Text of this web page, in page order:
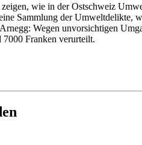
wie in der Ostschweiz
Sammlung der Umweltdelikte,
Wegen unvorsichtigen
7000 Franken verurteilt.